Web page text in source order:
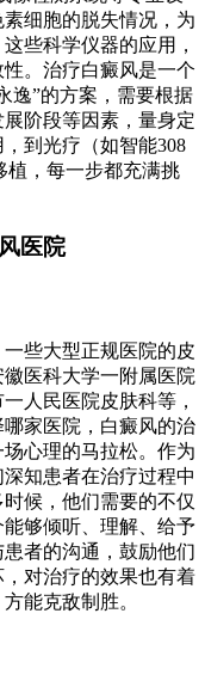
细胞的脱失情况，为
些科学仪器的应用，
。治疗白癜风是一个
逸”的方案，需要根据
阶段等因素，量身定
到光疗（如智能308
植，每一步都充满挑
医院
些大型正规医院的皮
医科大学一附属医院
人民医院皮肤科等，
家医院，白癜风的治
心理的马拉松。作为
知患者在治疗过程中
候，他们需要的不仅
够倾听、理解、给予
者的沟通，鼓励他们
对治疗的效果也有着
能克敌制胜。